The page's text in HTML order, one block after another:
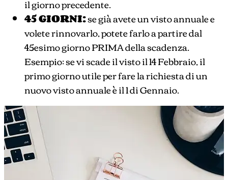
il giorno precedente.
45 GIORNI:se già avete un visto annuale e
volete rinnovarlo, potete farlo a partire dal
45esimo giorno PRIMA della scadenza.
Esempio: se vi scade il visto il 14 Febbraio, il
primo giorno utile per fare la richiesta di un
nuovo visto annuale è il 1 di Gennaio.